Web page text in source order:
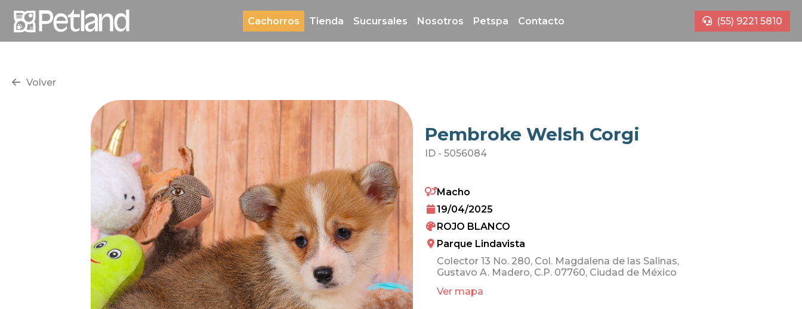
Cachorros Tienda Sucursales Nosotros Petspa Contacto (55) 9221 5810
Volver
Pembroke Welsh Corgi
ID - 5056084
Macho
19/04/2025
ROJO BLANCO
Parque Lindavista
Colector 13 No. 280, Col. Magdalena de las Salinas,
Gustavo A. Madero, C.P. 07760, Ciudad de México
Ver mapa